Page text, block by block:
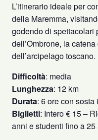
L’itinerario ideale per
della Maremma,
godendo di spettacolari
dell’Ombrone, la
dell’arcipelago toscano.
Difficoltà: media
Lunghezza: 12 km
Durata: 6 ore con
Biglietti: Intero € 15 –
anni e studenti fino a 25